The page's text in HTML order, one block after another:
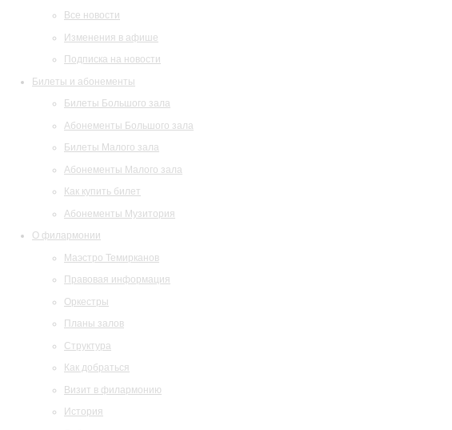
Все новости
Изменения в афише
Подписка на новости
Билеты и абонементы
Билеты Большого зала
Абонементы Большого зала
Билеты Малого зала
Абонементы Малого зала
Как купить билет
Абонементы Музитория
О филармонии
Маэстро Темирканов
Правовая информация
Оркестры
Планы залов
Структура
Как добраться
Визит в филармонию
История